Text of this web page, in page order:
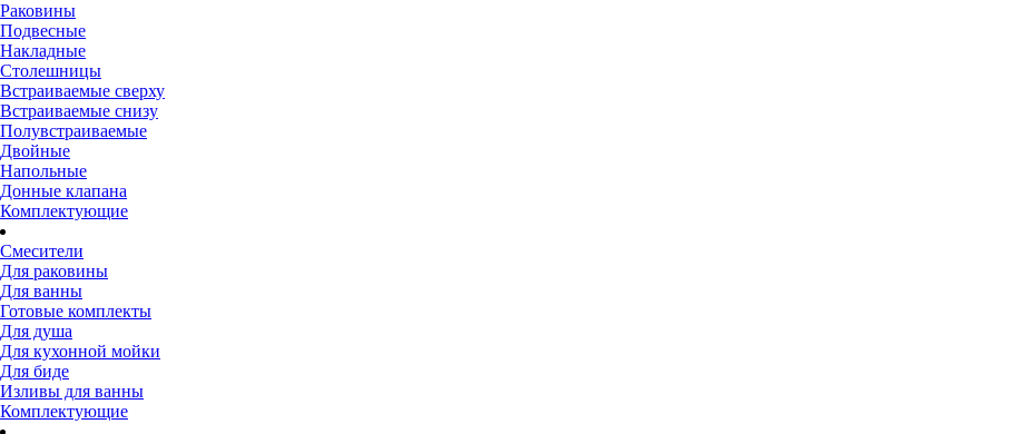
Раковины
Подвесные
Накладные
Столешницы
Встраиваемые сверху
Встраиваемые снизу
Полувстраиваемые
Двойные
Напольные
Донные клапана
Комплектующие
Смесители
Для раковины
Для ванны
Готовые комплекты
Для душа
Для кухонной мойки
Для биде
Изливы для ванны
Комплектующие